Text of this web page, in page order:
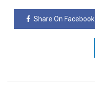
Share On Facebook